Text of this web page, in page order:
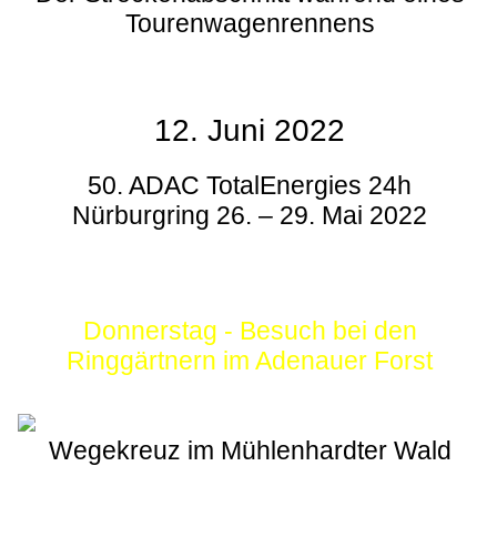
Tourenwagenrennens
12. Juni 2022
50. ADAC TotalEnergies 24h
Nürburgring 26. – 29. Mai 2022
Donnerstag - Besuch bei den
Ringgärtnern im Adenauer Forst
Wegekreuz im Mühlenhardter Wald